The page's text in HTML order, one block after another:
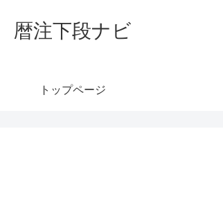
暦注下段ナビ
トップページ